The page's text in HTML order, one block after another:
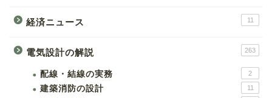
経済ニュース 11
電気設計の解説 263
配線・結線の実務 2
建築消防の設計 11